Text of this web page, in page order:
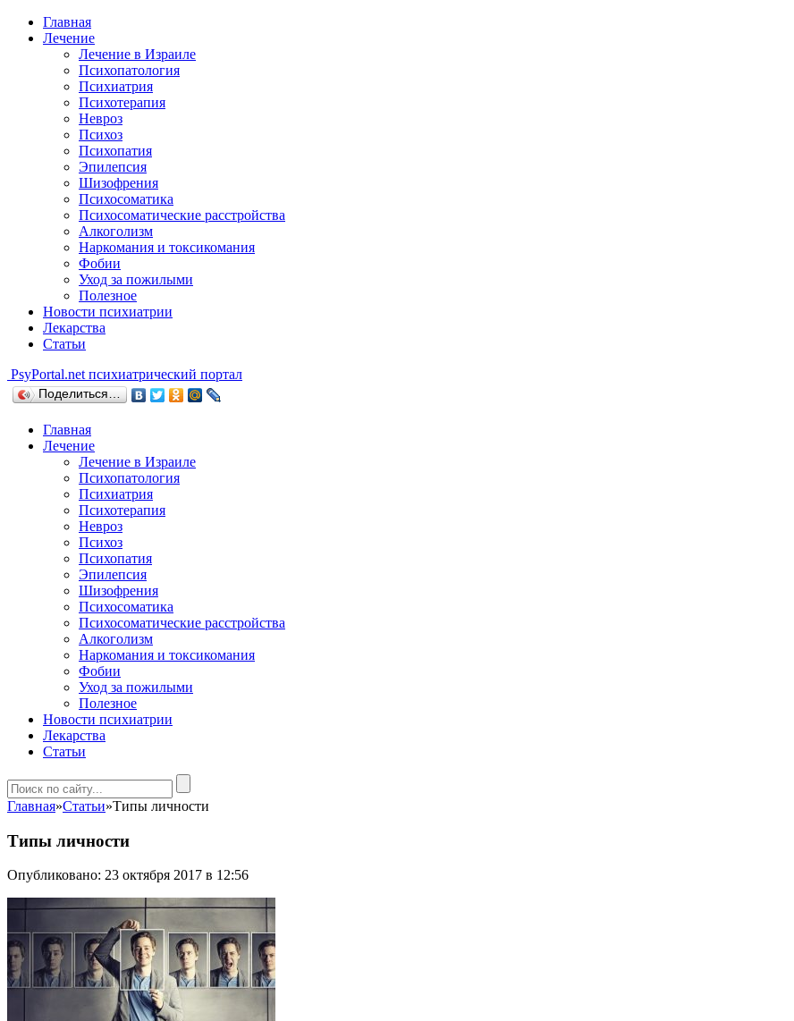
Главная
Лечение
Лечение в Израиле
Психопатология
Психиатрия
Психотерапия
Невроз
Психоз
Психопатия
Эпилепсия
Шизофрения
Психосоматика
Психосоматические расстройства
Алкоголизм
Наркомания и токсикомания
Фобии
Уход за пожилыми
Полезное
Новости психиатрии
Лекарства
Статьи
PsyPortal.net психиатрический портал
Поделиться…
Главная
Лечение
Лечение в Израиле
Психопатология
Психиатрия
Психотерапия
Невроз
Психоз
Психопатия
Эпилепсия
Шизофрения
Психосоматика
Психосоматические расстройства
Алкоголизм
Наркомания и токсикомания
Фобии
Уход за пожилыми
Полезное
Новости психиатрии
Лекарства
Статьи
Главная»Статьи»Типы личности
Типы личности
Опубликовано: 23 октября 2017 в 12:56